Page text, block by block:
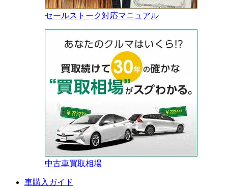
セールストーク対応マニュアル
中古車買取相場
車購入ガイド